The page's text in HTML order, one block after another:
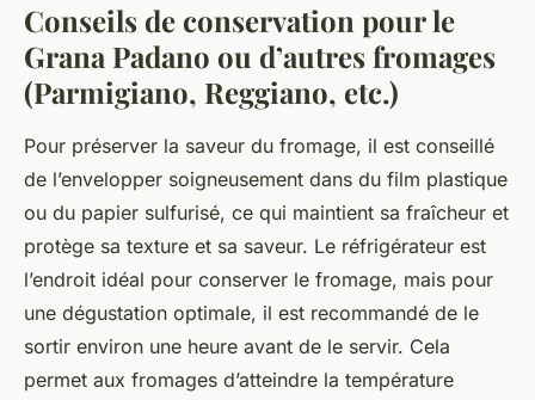
Conseils de conservation pour le
Grana Padano ou d’autres fromages
(Parmigiano, Reggiano, etc.)
Pour préserver la saveur du fromage, il est conseillé
de l’envelopper soigneusement dans du film plastique
ou du papier sulfurisé, ce qui maintient sa fraîcheur et
protège sa texture et sa saveur. Le réfrigérateur est
l’endroit idéal pour conserver le fromage, mais pour
une dégustation optimale, il est recommandé de le
sortir environ une heure avant de le servir. Cela
permet aux fromages d’atteindre la température